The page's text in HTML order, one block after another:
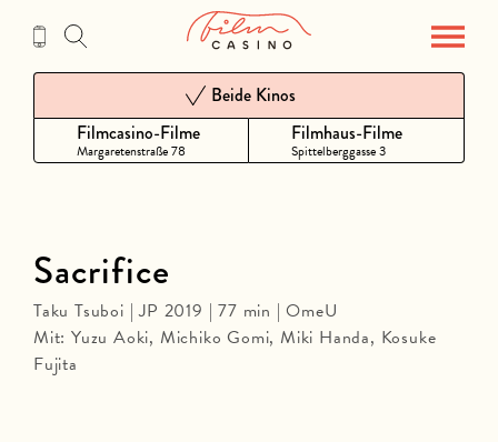
Inhalt
Filmcasino-Filme
Margaretenstraße 78
Beide Kinos
Filmhaus-Filme
Spittelberggasse 3
Sacrifice
Taku Tsuboi | JP 2019 | 77 min | OmeU
Mit: Yuzu Aoki, Michiko Gomi, Miki Handa, Kosuke
Fujita